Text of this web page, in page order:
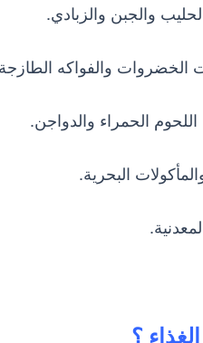
والجبن والزبادي.
الخضروات والفواكه الطازجة
الحمراء والدواجن.
البحرية.
؟